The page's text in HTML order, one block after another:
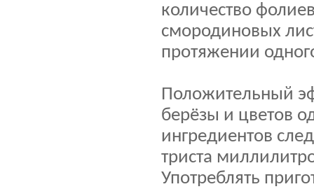
количество
смородиновых
протяжении
Положительный
берёзы и цветов
ингредиентов
триста
Употреблять